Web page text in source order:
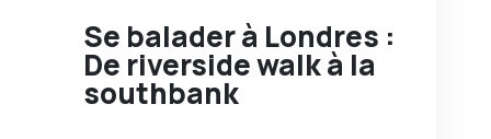
Se balader à Londres :
De riverside walk à la
southbank